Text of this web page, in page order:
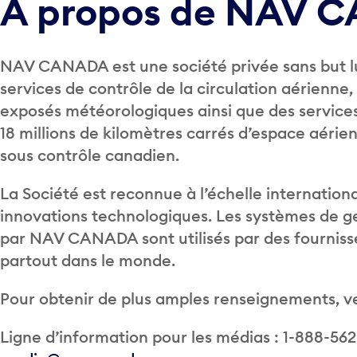
À propos de NAV
NAV CANADA est une société privée sans but
services de contrôle de la circulation
exposés météorologiques ainsi que des
18 millions de kilomètres carrés d’espace
sous contrôle canadien.
La Société est reconnue à l’échelle
innovations technologiques. Les systèmes de
par NAV CANADA sont utilisés par des
partout dans le monde.
Pour obtenir de plus amples renseignements,
Ligne d’information pour les médias : 1-888-